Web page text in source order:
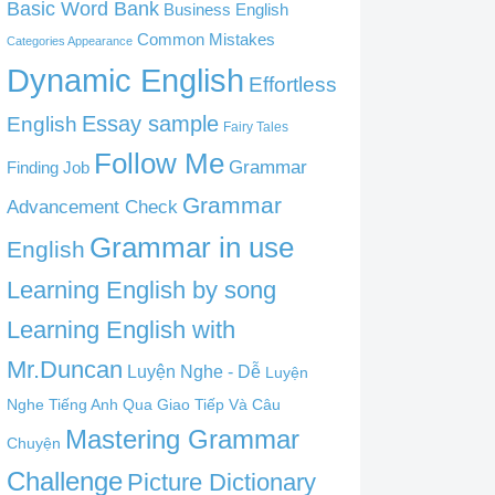
Basic Word Bank Business English
Categories Appearance Common Mistakes
Dynamic English Effortless
English Essay sample Fairy Tales
Finding Job Follow Me Grammar
Advancement Check Grammar
English Grammar in use
Learning English by song
Learning English with
Mr.Duncan Luyện Nghe - Dễ Luyện
Nghe Tiếng Anh Qua Giao Tiếp Và Câu
Chuyện Mastering Grammar
Challenge Picture Dictionary